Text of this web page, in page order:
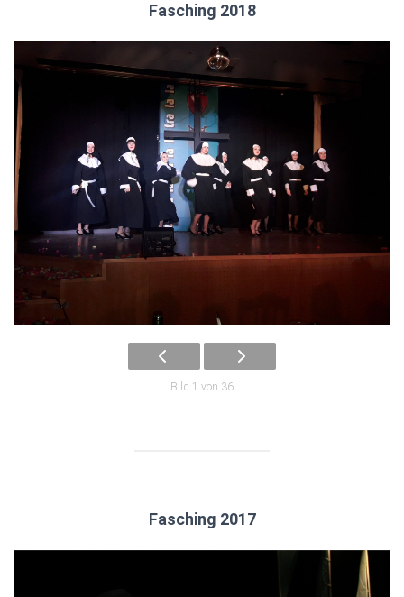
Fasching 2018
Bild 1 von 36
Fasching 2017